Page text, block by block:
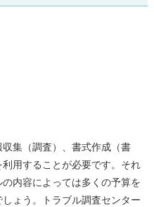
集（調査）、書式作成（書
用することが必要です。それ
内容によっては多くの予算を
ょう。トラブル調査センター